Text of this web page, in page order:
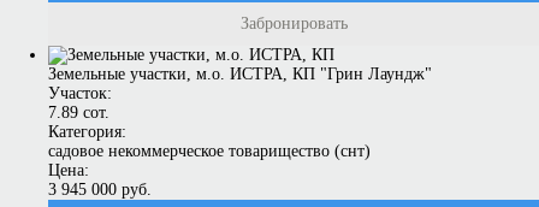
Забронировать
Земельные участки, м.о. ИСТРА, КП "Грин Лаундж"
Участок:
7.89 сот.
Категория:
садовое некоммерческое товарищество (снт)
Цена:
3 945 000 руб.